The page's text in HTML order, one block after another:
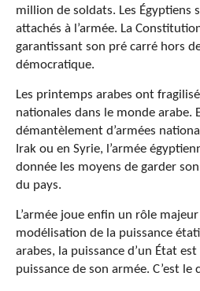
million de soldats. Les Égyptiens
attachés à l’armée. La
garantissant son pré carré hors
démocratique.
Les printemps arabes ont
nationales dans le monde arabe.
démantèlement d’armées
Irak ou en Syrie, l’armée
donnée les moyens de garder
du pays.
L’armée joue enfin un rôle
modélisation de la puissance
arabes, la puissance d’un État
puissance de son armée. C’est le